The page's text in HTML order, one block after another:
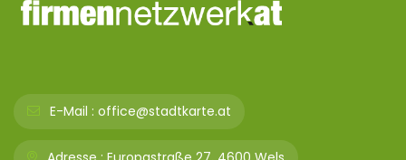
E-Mail : office@stadtkarte.at